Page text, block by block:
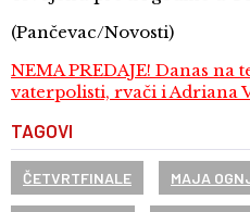
(Pančevac/Novosti)
NEMA PREDAJE! Danas na
vaterpolisti, rvači i Adriana
TAGOVI
ČETVRTFINALE MAJA